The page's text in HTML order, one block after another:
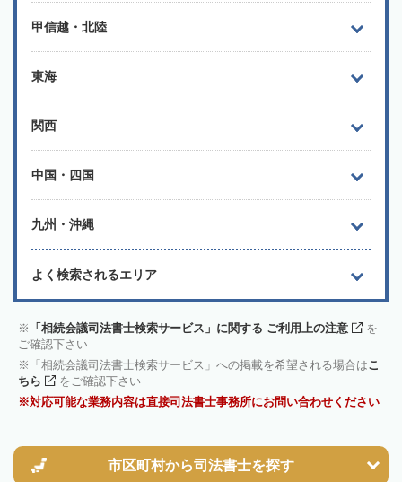
甲信越・北陸
東海
関西
中国・四国
九州・沖縄
よく検索されるエリア
「相続会議司法書士検索サービス」に関する ご利用上の注意
を
ご確認下さい
「相続会議司法書士検索サービス」への掲載を希望される場合はこ
ちら
をご確認下さい
対応可能な業務内容は直接司法書士事務所にお問い合わせください
市区町村から司法書士を探す